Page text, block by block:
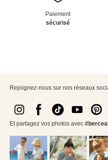
Paiement
sécurisé
Rejoignez-nous sur nos réseaux
Et partagez vos photos avec